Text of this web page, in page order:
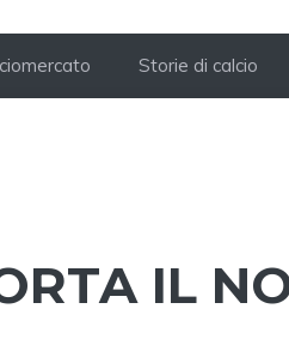
Storie di calcio
IL